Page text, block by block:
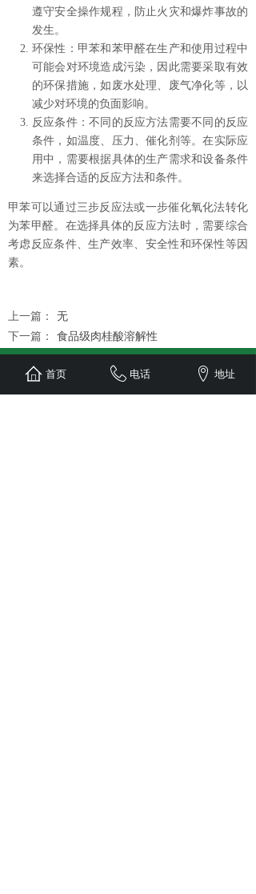
遵守安全操作规程，防止火灾和爆炸事故的
发生。
环保性 ：甲苯和苯甲醛在生产和使用过程中
可能会对环境造成污染，因此需要采取有效
的环保措施，如废水处理、废气净化等，以
减少对环境的负面影响。
反应条件：不同的反应方法需要不同的反应
条件，如温度、压力、催化剂等。在实际应
用中，需要根据具体的生产需求和设备条件
来选择合适的反应方法和条件。
甲苯可以通过三步反应法或一步催化氧化法转化
为苯甲醛。在选择具体的反应方法时，需要综合
考虑反应条件、生产效率、安全性和环保性等因
素。
上一篇：
无
下一篇：
食品级肉桂酸溶解性
首页 电话 地址